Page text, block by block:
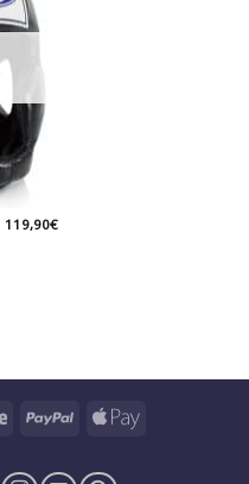
119,90€